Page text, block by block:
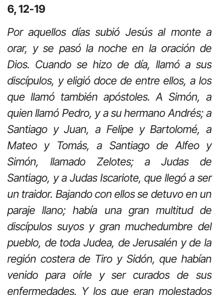
6, 12-19
Por aquellos días subió Jesús al monte a
orar, y se pasó la noche en la oración de
Dios. Cuando se hizo de día, llamó a sus
discípulos, y eligió doce de entre ellos, a los
que llamó también apóstoles. A Simón, a
quien llamó Pedro, y a su hermano Andrés; a
Santiago y Juan, a Felipe y Bartolomé, a
Mateo y Tomás, a Santiago de Alfeo y
Simón, llamado Zelotes; a Judas de
Santiago, y a Judas Iscariote, que llegó a ser
un traidor. Bajando con ellos se detuvo en un
paraje llano; había una gran multitud de
discípulos suyos y gran muchedumbre del
pueblo, de toda Judea, de Jerusalén y de la
región costera de Tiro y Sidón, que habían
venido para oírle y ser curados de sus
enfermedades. Y los que eran molestados